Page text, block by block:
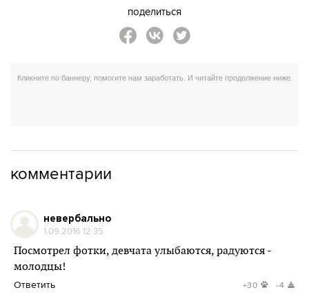
поделиться
комментарии
невербально
1.09.2016 12:35
Посмотрел фотки, девчата улыбаются, радуются -
молодцы!
Ответить +30 -4